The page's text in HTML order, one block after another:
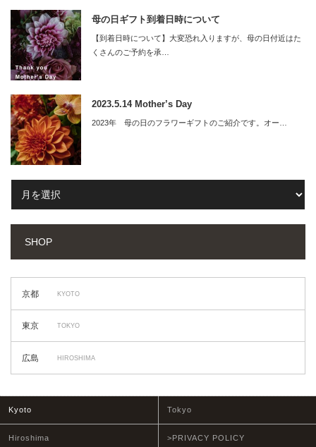
母の日ギフト到着日時について
【到着日時について】大変恐れ入りますが、母の日付近はた
くさんのご予約を承…
2023.5.14 Mother’s Day
2023年 母の日のフラワーギフトのご紹介です。オー…
SHOP
京都 KYOTO
東京 TOKYO
広島 HIROSHIMA
Kyoto Tokyo
Hiroshima >PRIVACY POLICY